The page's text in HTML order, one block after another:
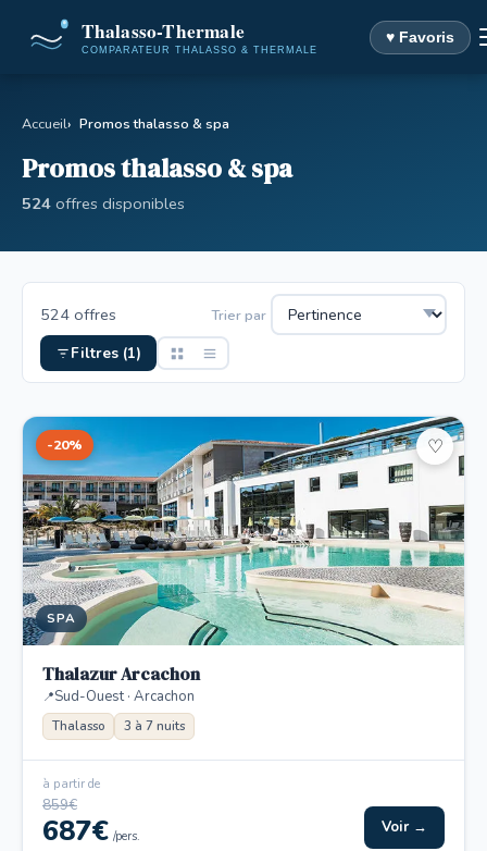
♥ Favoris
Accueil Promos thalasso & spa
Promos thalasso & spa
524 offres disponibles
524 offres Trier par
Filtres (1)
-20%
SPA
♡
Thalazur Arcachon
Sud-Ouest · Arcachon
Thalasso 3 à 7 nuits
à partir de
859€
687€ /pers. Voir →